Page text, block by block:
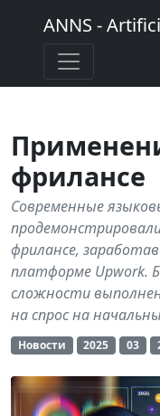
ANNS -
фрилансе
Современные
фрилансе,
платформе Upwork.
сложности
на спрос на
Новости 2025 03